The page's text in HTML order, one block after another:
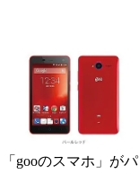
「gooのスマホ」がパ